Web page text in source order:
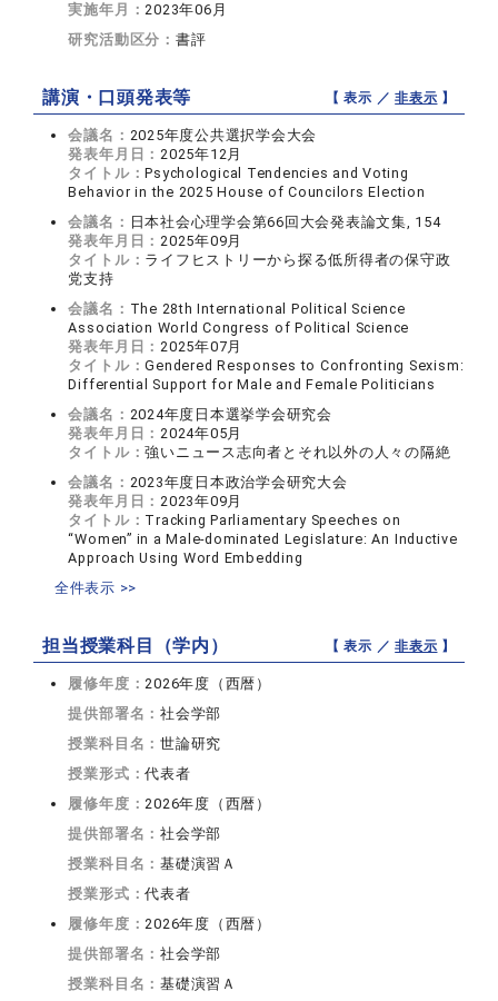
実施年月：2023年06月
研究活動区分： 書評
講演・口頭発表等 【 表示 ／非表示 】
会議名： 2025年度公共選択学会大会
発表年月日：2025年12月
タイトル：Psychological Tendencies and Voting
Behavior in the 2025 House of Councilors Election
会議名： 日本社会心理学会第66回大会発表論文集, 154
発表年月日：2025年09月
タイトル： ライフヒストリーから探る低所得者の保守政
党支持
会議名： The 28th International Political Science
Association World Congress of Political Science
発表年月日：2025年07月
タイトル：Gendered Responses to Confronting Sexism:
Differential Support for Male and Female Politicians
会議名： 2024年度日本選挙学会研究会
発表年月日：2024年05月
タイトル：強いニュース志向者とそれ以外の人々の隔絶
会議名： 2023年度日本政治学会研究大会
発表年月日：2023年09月
タイトル： Tracking Parliamentary Speeches on
“Women” in a Male-dominated Legislature: An Inductive
Approach Using Word Embedding
全件表示 >>
担当授業科目（学内） 【 表示 ／非表示 】
履修年度：2026年度（西暦）
提供部署名：社会学部
授業科目名：世論研究
授業形式：代表者
履修年度：2026年度（西暦）
提供部署名：社会学部
授業科目名：基礎演習Ａ
授業形式：代表者
履修年度：2026年度（西暦）
提供部署名：社会学部
授業科目名：基礎演習Ａ